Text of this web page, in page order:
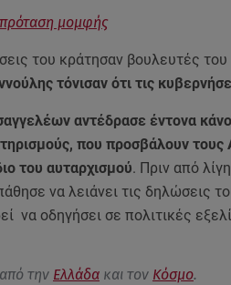
μομφής
του κράτησαν βουλευτές
τόνισαν ότι τις
αντέδρασε έντονα
που προσβάλουν
του αυταρχισμού. Πριν από
να λειάνει τις δηλώσεις
να οδηγήσει σε πολιτικές
την Ελλάδακαι τον Κόσμο.